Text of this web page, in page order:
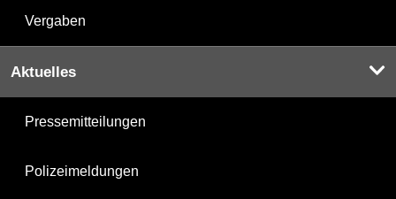
Vergaben
Aktuelles
Pressemitteilungen
Polizeimeldungen